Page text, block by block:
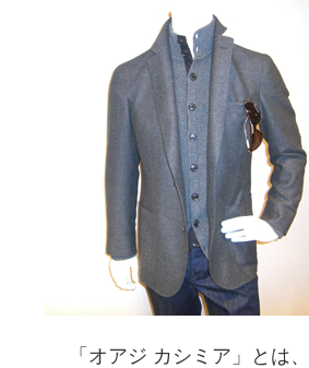
「オアジ カシミア」とは